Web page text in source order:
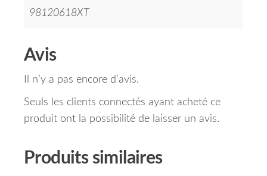
98120618XT
Avis
Il n’y a pas encore d’avis.
Seuls les clients connectés ayant acheté ce
produit ont la possibilité de laisser un avis.
Produits similaires